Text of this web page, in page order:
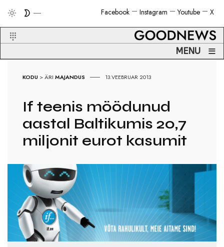
X
Youtube
Instagram
Facebook
MENU ≡
KODU >ÄRI MAJANDUS 13.VEEBRUAR 2013
If teenis möödunud
aastal Baltikumis 20,7
miljonit eurot kasumit